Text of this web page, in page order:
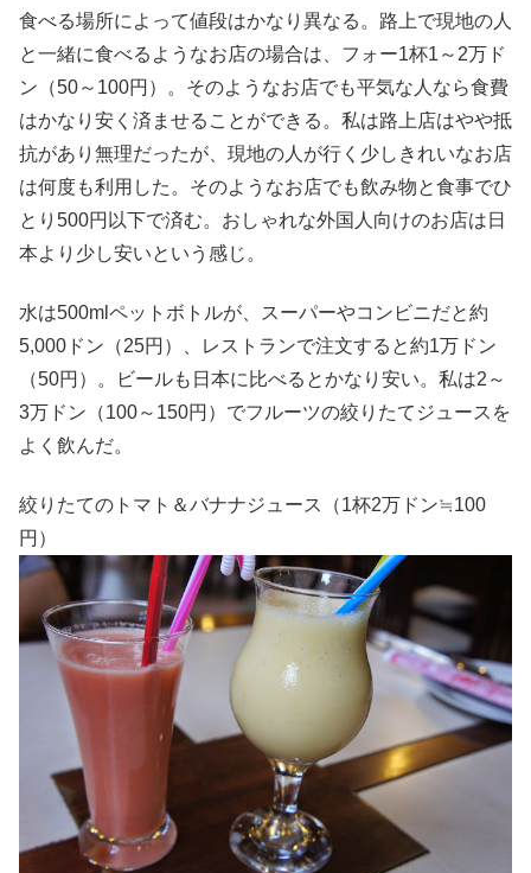
食べる場所によって値段はかなり異なる。路上で現地の人
と一緒に食べるようなお店の場合は、フォー1杯1～2万ド
ン（50～100円）。そのようなお店でも平気な人なら食費
はかなり安く済ませることができる。私は路上店はやや抵
抗があり無理だったが、現地の人が行く少しきれいなお店
は何度も利用した。そのようなお店でも飲み物と食事でひ
とり500円以下で済む。おしゃれな外国人向けのお店は日
本より少し安いという感じ。
水は500mlペットボトルが、スーパーやコンビニだと約
5,000ドン（25円）、レストランで注文すると約1万ドン
（50円）。ビールも日本に比べるとかなり安い。私は2～
3万ドン（100～150円）でフルーツの絞りたてジュースを
よく飲んだ。
絞りたてのトマト＆バナナジュース（1杯2万ドン≒100
円）